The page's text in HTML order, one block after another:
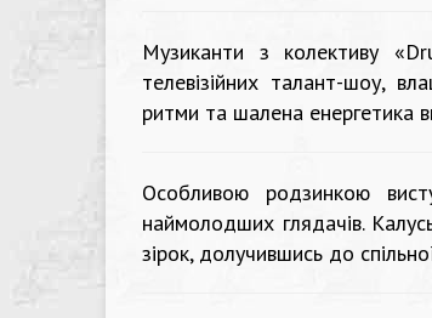
Музиканти з колективу
телевізійних талант-шоу,
ритми та шалена енергетика
Особливою родзинкою
наймолодших глядачів.
зірок, долучившись до